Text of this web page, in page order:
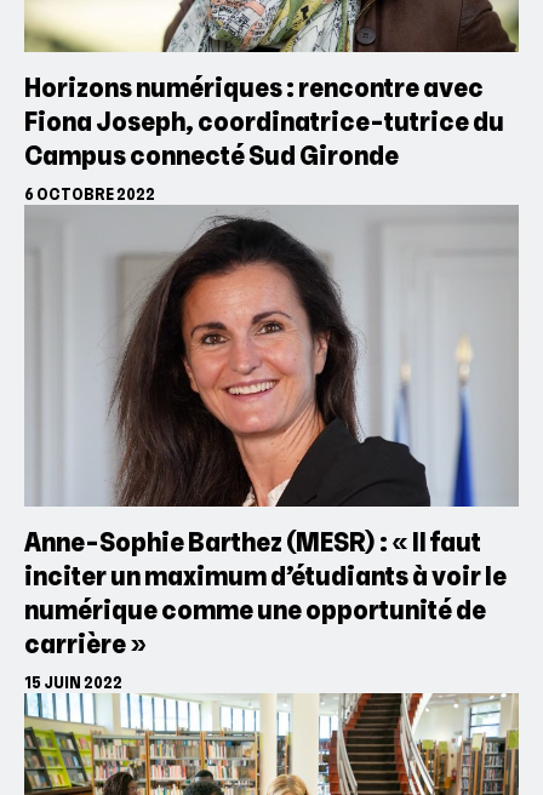
Horizons numériques : rencontre avec
Fiona Joseph, coordinatrice-tutrice du
Campus connecté Sud Gironde
6 OCTOBRE 2022
Anne-Sophie Barthez (MESR) : « Il faut
inciter un maximum d’étudiants à voir le
numérique comme une opportunité de
carrière »
15 JUIN 2022